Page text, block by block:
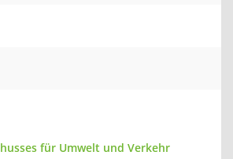
für Umwelt und Verkehr